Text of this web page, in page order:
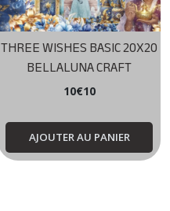
THREE WISHES BASIC 20X20
BELLALUNA CRAFT
10€10
AJOUTER AU PANIER